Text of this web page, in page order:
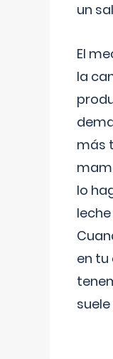
un
El
la
más
lo
en tu